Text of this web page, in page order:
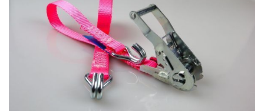
Stf 75 daN